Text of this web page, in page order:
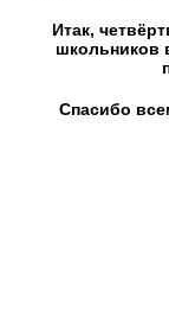
Итак,
школьников
Спасибо